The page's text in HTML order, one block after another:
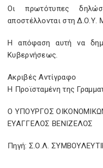
Οι πρωτότυπες
αποστέλλονται στη Δ.Ο.Υ.
Η απόφαση αυτή να
Κυβερνήσεως.
Ακριβές Αντίγραφο
Η Προϊσταμένη της
Ο ΥΠΟΥΡΓΟΣ
ΕΥΑΓΓΕΛΟΣ ΒΕΝΙΖΕΛΟΣ
Πηγή: Σ.Ο.Λ.